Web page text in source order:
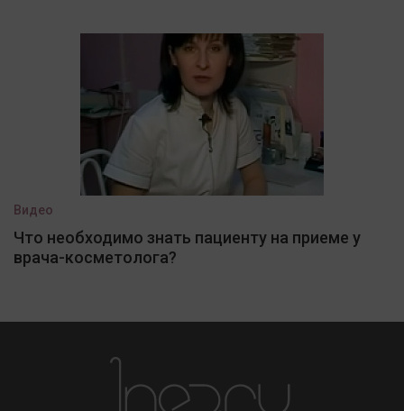
Видео
Что необходимо знать пациенту на приеме у
врача-косметолога?